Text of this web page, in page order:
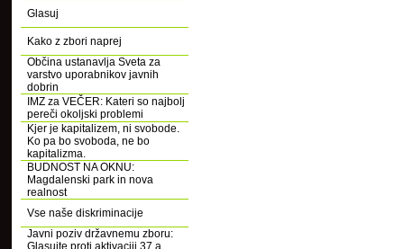
Glasuj
Kako z zbori naprej
Občina ustanavlja Sveta za
varstvo uporabnikov javnih
dobrin
IMZ za VEČER: Kateri so najbolj
pereči okoljski problemi
Kjer je kapitalizem, ni svobode.
Ko pa bo svoboda, ne bo
kapitalizma.
BUDNOST NA OKNU:
Magdalenski park in nova
realnost
Vse naše diskriminacije
Javni poziv državnemu zboru:
Glasujte proti aktivaciji 37.a